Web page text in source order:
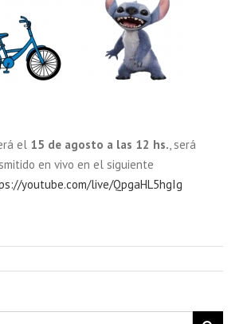
el 15 de agosto a las 12 hs., será
en vivo en el siguiente
youtube.com/live/QpgaHL5hgIg